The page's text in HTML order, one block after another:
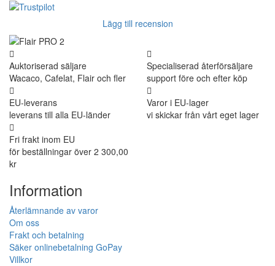
Lägg till recension
Auktoriserad säljare
Wacaco, Cafelat, Flair och fler
Specialiserad återförsäljare
support före och efter köp
EU-leverans
leverans till alla EU-länder
Varor i EU-lager
vi skickar från vårt eget lager
Fri frakt inom EU
för beställningar över 2 300,00
kr
Information
Återlämnande av varor
Om oss
Frakt och betalning
Säker onlinebetalning GoPay
Villkor